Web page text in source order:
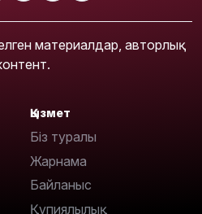
материалдар, авторлық
Қызмет
Біз туралы
Жарнама
Байланыс
Құпиялылық